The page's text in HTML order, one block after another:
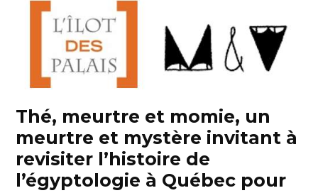
Thé, meurtre et momie, un
meurtre et mystère invitant à
revisiter l’histoire de
l’égyptologie à Québec pour